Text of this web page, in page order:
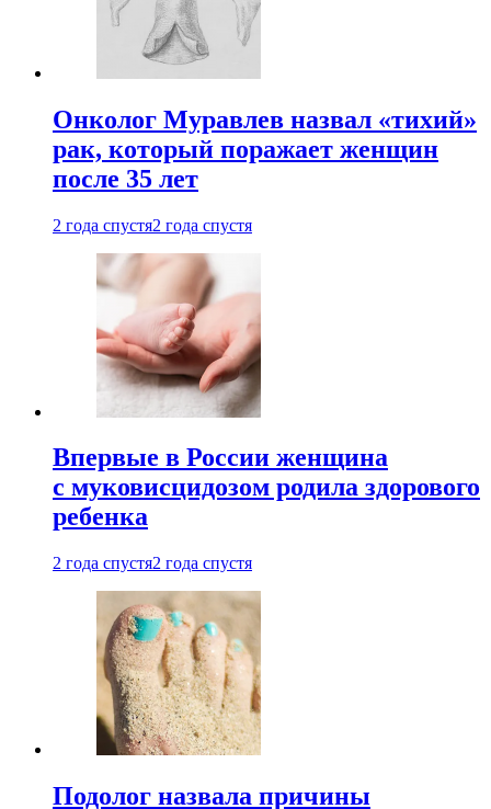
Онколог Муравлев назвал «тихий»
рак, который поражает женщин
после 35 лет
2 года спустя2 года спустя
Впервые в России женщина
с муковисцидозом родила здорового
ребенка
2 года спустя2 года спустя
Подолог назвала причины